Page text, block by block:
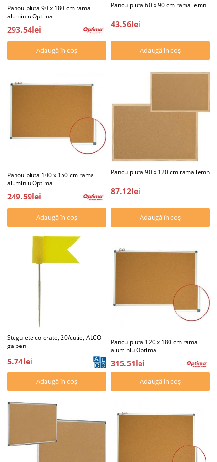
Panou pluta 90 x 180 cm rama
aluminiu Optima
293.54lei
Panou pluta 60 x 90 cm rama lemn
43.56lei
Panou pluta 100 x 150 cm rama
aluminiu Optima
249.59lei
Panou pluta 90 x 120 cm rama lemn
87.12lei
Stegulete colorate, 20/cutie, ALCO
galben
5.74lei
Panou pluta 120 x 180 cm rama
aluminiu Optima
315.51lei